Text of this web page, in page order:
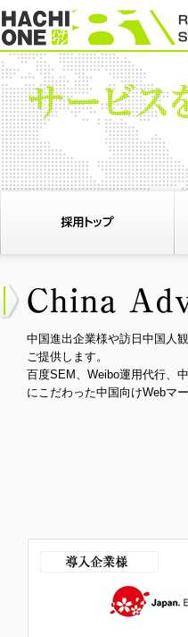
中国進出企業様や訪日中国人
ご提供します。
百度SEM、Weibo運用代行、
にこだわった中国向けWebマ